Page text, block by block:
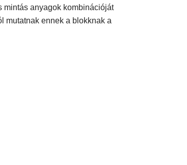
mintás anyagok kombinációját
mutatnak ennek a blokknak a